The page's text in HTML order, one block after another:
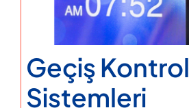
Geçiş Kontrol
Sistemleri